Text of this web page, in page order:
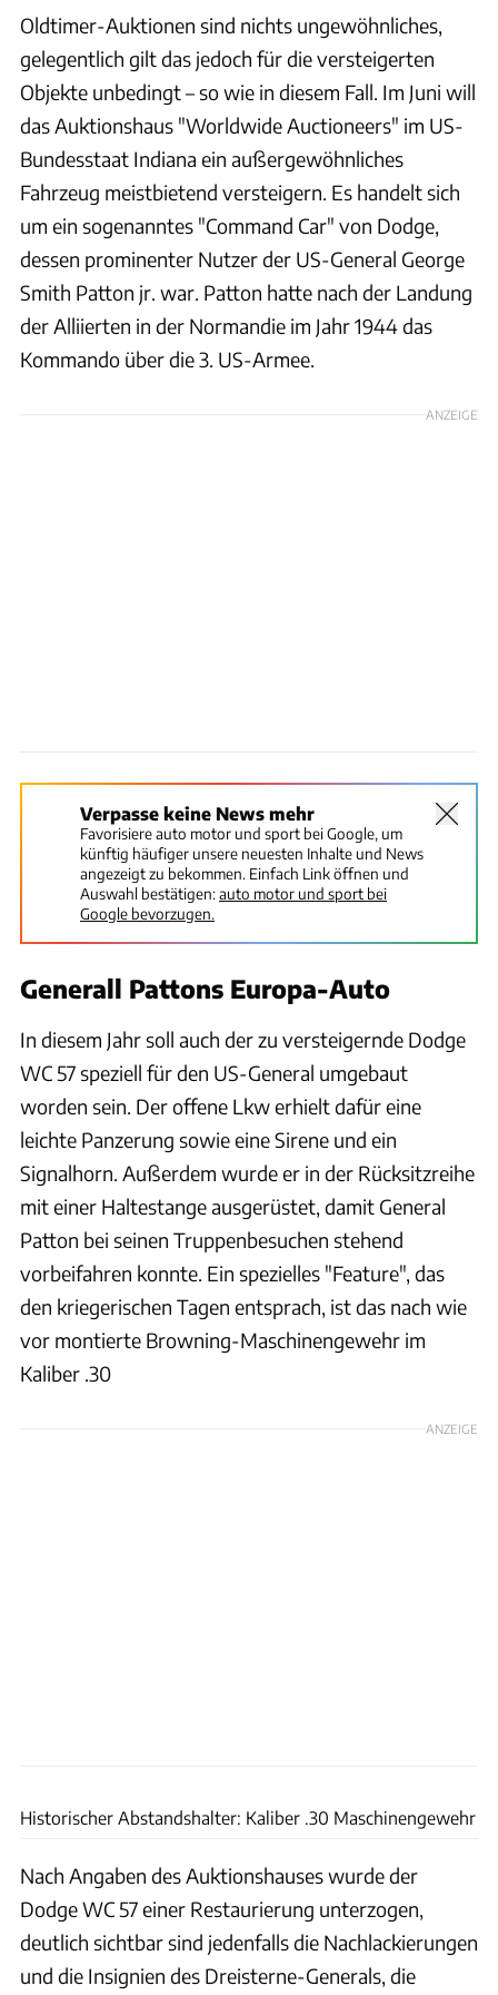
Oldtimer-Auktionen sind nichts ungewöhnliches,
gelegentlich gilt das jedoch für die versteigerten
Objekte unbedingt – so wie in diesem Fall. Im Juni will
das Auktionshaus "Worldwide Auctioneers" im US-
Bundesstaat Indiana ein außergewöhnliches
Fahrzeug meistbietend versteigern. Es handelt sich
um ein sogenanntes "Command Car" von Dodge,
dessen prominenter Nutzer der US-General George
Smith Patton jr. war. Patton hatte nach der Landung
der Alliierten in der Normandie im Jahr 1944 das
Kommando über die 3. US-Armee.
ANZEIGE
Verpasse keine News mehr
Favorisiere auto motor und sport bei Google, um
künftig häufiger unsere neuesten Inhalte und News
angezeigt zu bekommen. Einfach Link öffnen und
Auswahl bestätigen:auto motor und sport bei
Google bevorzugen.
Generall Pattons Europa-Auto
In diesem Jahr soll auch der zu versteigernde Dodge
WC 57 speziell für den US-General umgebaut
worden sein. Der offene Lkw erhielt dafür eine
leichte Panzerung sowie eine Sirene und ein
Signalhorn. Außerdem wurde er in der Rücksitzreihe
mit einer Haltestange ausgerüstet, damit General
Patton bei seinen Truppenbesuchen stehend
vorbeifahren konnte. Ein spezielles "Feature", das
den kriegerischen Tagen entsprach, ist das nach wie
vor montierte Browning-Maschinengewehr im
Kaliber .30
ANZEIGE
Historischer Abstandshalter: Kaliber .30 Maschinengewehr
Nach Angaben des Auktionshauses wurde der
Dodge WC 57 einer Restaurierung unterzogen,
deutlich sichtbar sind jedenfalls die Nachlackierungen
und die Insignien des Dreisterne-Generals, die